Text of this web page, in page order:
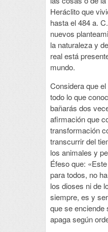
Heráclito que
hasta el 484 a.
nuevos
la naturaleza y
real está
mundo.
Considera que
todo lo que
bañarás dos
afirmación que
transformación
transcurrir del
los animales y
Éfeso que:
para todos, no
los dioses ni de
siempre, es y
que se enciende
apaga según